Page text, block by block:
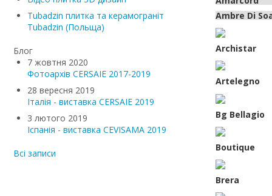
Ambre Di
Archistar
Artelegno
Bg Bellagio
Boutique
Brera
Tubadzin плитка та керамограніт
Tubadzin (Польща)
Блог
7 жовтня 2020
Фотоархів CERSAIE 2017-2019
28 вересня 2019
Італія - виставка CERSAIE 2019
3 лютого 2019
Іспанія - виставка CEVISAMA 2019
Всі записи